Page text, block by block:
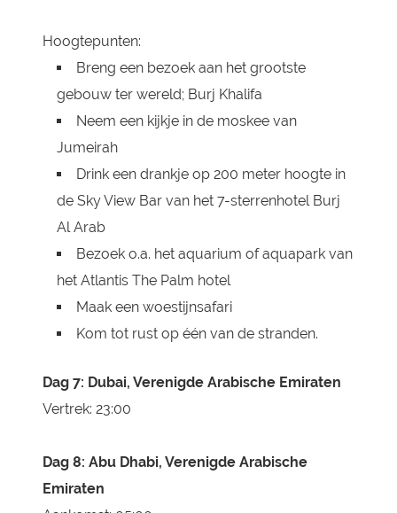
Hoogtepunten:
Breng een bezoek aan het grootste
gebouw ter wereld; Burj Khalifa
Neem een kijkje in de moskee van
Jumeirah
Drink een drankje op 200 meter hoogte in
de Sky View Bar van het 7-sterrenhotel Burj
Al Arab
Bezoek o.a. het aquarium of aquapark van
het Atlantis The Palm hotel
Maak een woestijnsafari
Kom tot rust op één van de stranden.
Dag 7: Dubai, Verenigde Arabische Emiraten
Vertrek: 23:00
Dag 8: Abu Dhabi, Verenigde Arabische
Emiraten